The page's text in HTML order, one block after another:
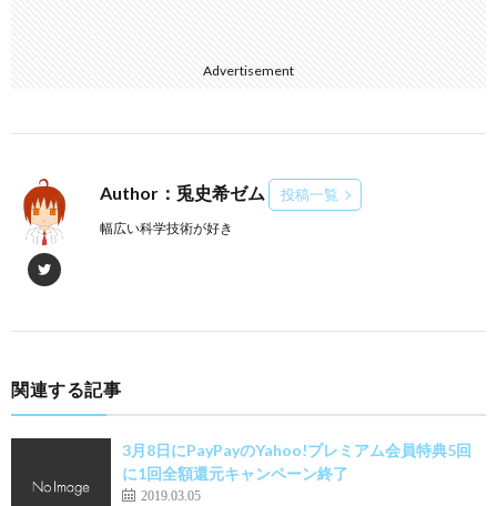
Advertisement
Author：兎史希ゼム 投稿一覧
幅広い科学技術が好き
関連する記事
3月8日にPayPayのYahoo!プレミアム会員特典5回
に1回全額還元キャンペーン終了
2019.03.05